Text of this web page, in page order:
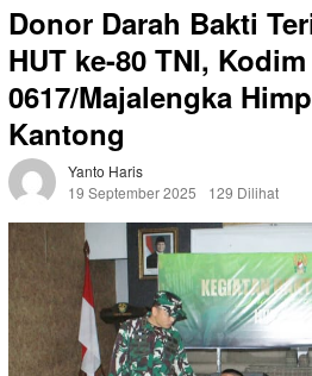
Donor Darah Bakti
HUT ke-80 TNI, Kodim
0617/Majalengka
Kantong
Yanto Haris
19 September 2025
129 Dilihat